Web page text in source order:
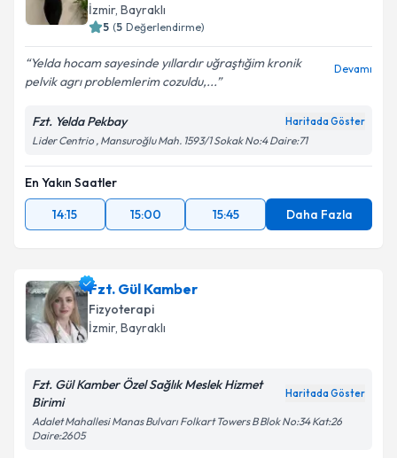
İzmir, Bayraklı
5 (5 Değerlendirme)
Yelda hocam sayesinde yıllardır uğraştığim kronik
pelvik agrı problemlerim cozuldu,...
Devamı
Fzt. Yelda Pekbay Haritada Göster
Lider Centrio , Mansuroğlu Mah. 1593/1 Sokak No:4 Daire:71
En Yakın Saatler
14:15
15:00 15:45 Daha Fazla
Fzt. Gül Kamber
Fizyoterapi
İzmir, Bayraklı
Fzt. Gül Kamber Özel Sağlık Meslek Hizmet
Birimi
Haritada Göster
Adalet Mahallesi Manas Bulvarı Folkart Towers B Blok No:34 Kat:26
Daire:2605